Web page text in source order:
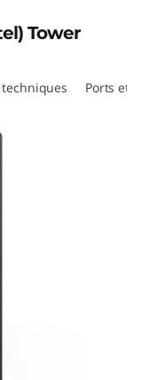
Tower
Ports et